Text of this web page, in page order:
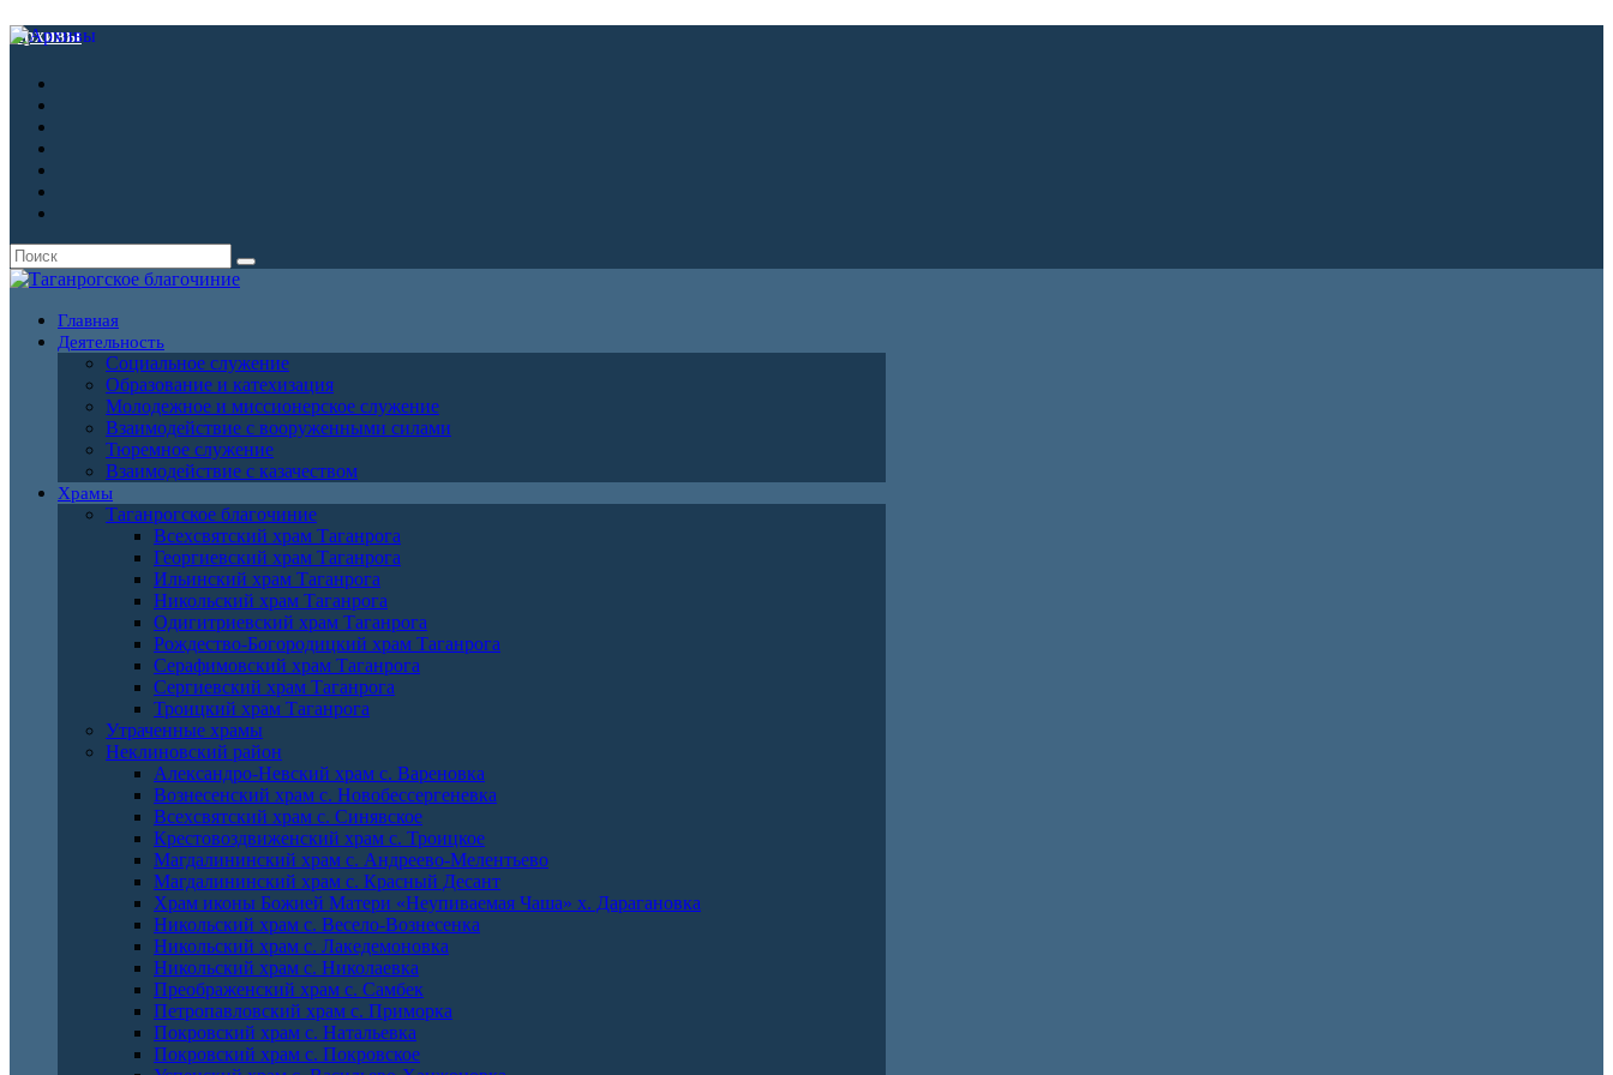
Архивы
Главная
Деятельность
Социальное служение
Образование и катехизация
Молодежное и миссионерское служение
Взаимодействие с вооруженными силами
Тюремное служение
Взаимодействие с казачеством
Храмы
Таганрогское благочиние
Всехсвятский храм Таганрога
Георгиевский храм Таганрога
Ильинский храм Таганрога
Никольский храм Таганрога
Одигитриевский храм Таганрога
Рождество-Богородицкий храм Таганрога
Серафимовский храм Таганрога
Сергиевский храм Таганрога
Троицкий храм Таганрога
Утраченные храмы
Неклиновский район
Александро-Невский храм с. Вареновка
Вознесенский храм с. Новобессергеневка
Всехсвятский храм с. Синявское
Крестовоздвиженский храм с. Троицкое
Магдалининский храм с. Андреево-Мелентьево
Магдалининский храм с. Красный Десант
Храм иконы Божией Матери «Неупиваемая Чаша» х. Дарагановка
Никольский храм с. Весело-Вознесенка
Никольский храм с. Лакедемоновка
Никольский храм с. Николаевка
Преображенский храм с. Самбек
Петропавловский храм с. Приморка
Покровский храм с. Натальевка
Покровский храм с. Покровское